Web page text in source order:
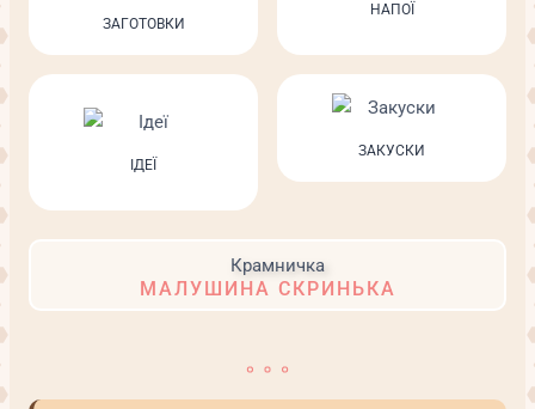
ЗАГОТОВКИ
НАПОЇ
ІДЕЇ
ЗАКУСКИ
МАЛУШИНА СКРИНЬКА